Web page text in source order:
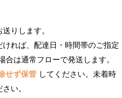
りします。
ければ、配達日・時間帯のご指定
は通常フローで発送します。
せず保管 してください。未着時
い。